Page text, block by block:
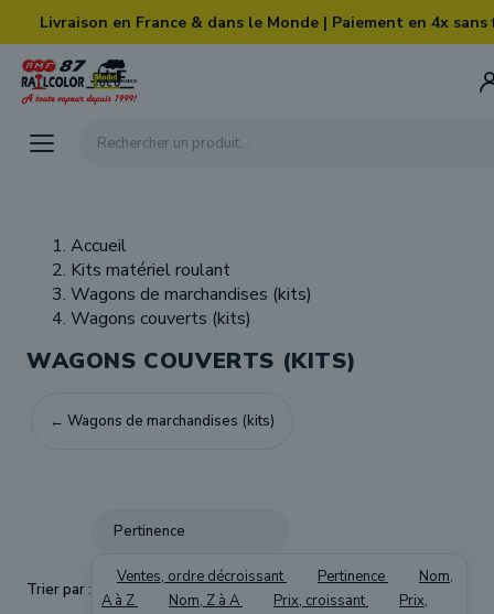
Skip to main content
Livraison en France & dans le Monde | Paiement en 4x sans
Rechercher un produit...
Accueil
Kits matériel roulant
Wagons de marchandises (kits)
Wagons couverts (kits)
WAGONS COUVERTS (KITS)
← Wagons de marchandises (kits)
Trier par :
Pertinence
Ventes, ordre décroissant Pertinence
Nom,
A à Z
Nom, Z à A Prix, croissant
Prix,